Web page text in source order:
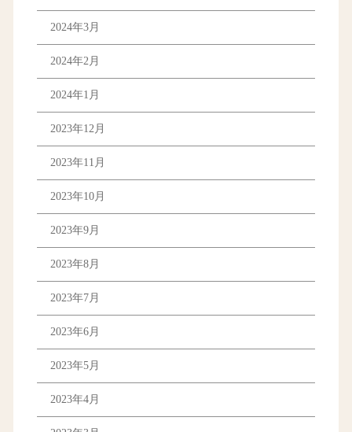
2024年3月
2024年2月
2024年1月
2023年12月
2023年11月
2023年10月
2023年9月
2023年8月
2023年7月
2023年6月
2023年5月
2023年4月